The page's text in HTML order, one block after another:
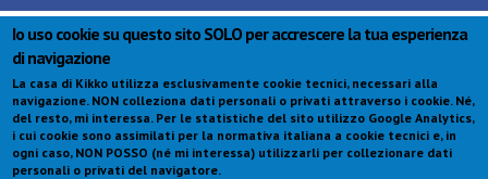
Io uso cookie su questo sito SOLO per accrescere la tua esperienza
di navigazione
La casa di Kikko utilizza esclusivamente cookie tecnici, necessari alla
navigazione. NON colleziona dati personali o privati attraverso i cookie. Né,
del resto, mi interessa. Per le statistiche del sito utilizzo Google Analytics,
i cui cookie sono assimilati per la normativa italiana a cookie tecnici e, in
ogni caso, NON POSSO (né mi interessa) utilizzarli per collezionare dati
personali o privati del navigatore.